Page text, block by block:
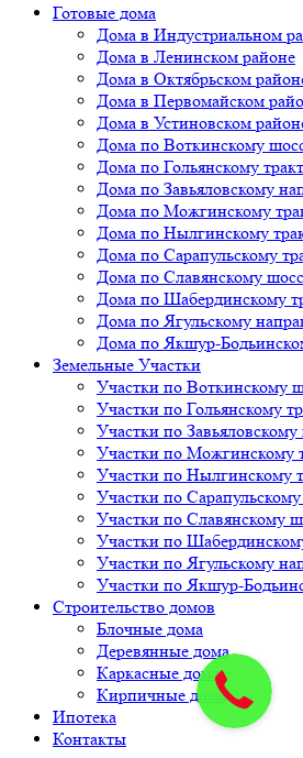
Готовые дома
Дома в Индустриальном
Дома в Ленинском районе
Дома в Октябрьском
Дома в Первомайском
Дома в Устиновском
Дома по Воткинскому
Дома по Гольянскому
Дома по Завьяловскому
Дома по Можгинскому
Дома по Нылгинскому
Дома по Сарапульскому
Дома по Славянскому
Дома по Шабердинскому
Дома по Ягульскому
Дома по Якшур-
Земельные Участки
Участки по Воткинскому
Участки по Гольянскому
Участки по
Участки по Можгинскому
Участки по Нылгинскому
Участки по Сарапульскому
Участки по Славянскому
Участки по
Участки по Ягульскому
Участки по Якшур-
Строительство домов
Блочные дома
Деревянные дома
Каркасные дома
Кирпичные дома
Ипотека
Контакты